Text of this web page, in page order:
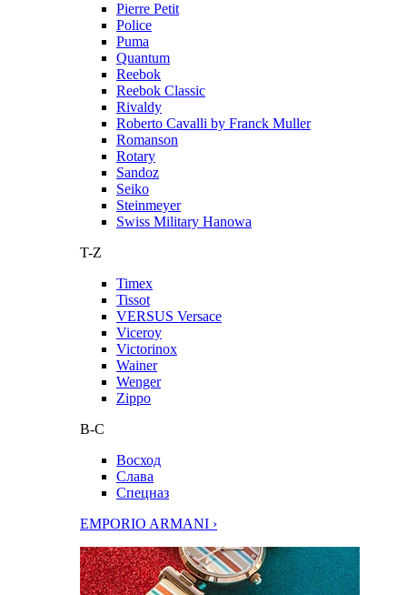
Pierre Petit
Police
Puma
Quantum
Reebok
Reebok Classic
Rivaldy
Roberto Cavalli by Franck Muller
Romanson
Rotary
Sandoz
Seiko
Steinmeyer
Swiss Military Hanowa
T-Z
Timex
Tissot
VERSUS Versace
Viceroy
Victorinox
Wainer
Wenger
Zippo
В-С
Восход
Слава
Спецназ
EMPORIO ARMANI ›